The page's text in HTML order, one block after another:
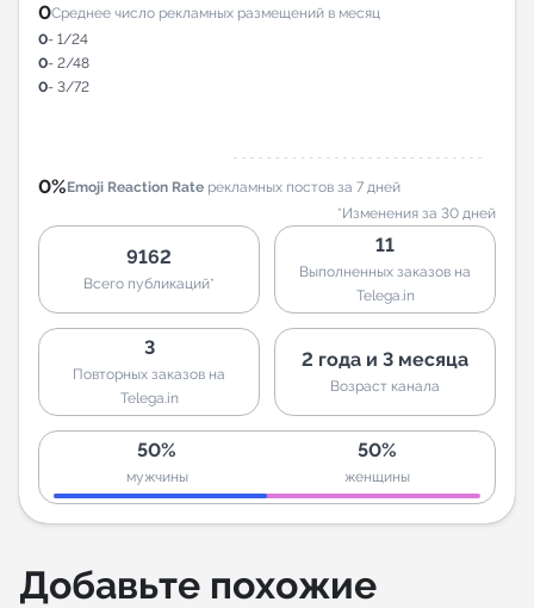
0Среднее число рекламных размещений в месяц
0- 1/24
0- 2/48
0- 3/72
0%Emoji Reaction Rate рекламных постов за 7 дней
*Изменения за 30 дней
9162
Всего публикаций*
11
Выполненных заказов на
Telega.in
3
Повторных заказов на
Telega.in
2 года и 3 месяца
Возраст канала
50%
мужчины
50%
женщины
Добавьте похожие